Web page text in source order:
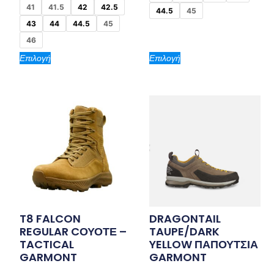
41 41.5 42
42.5
43
44 44.5
45
46
Επιλογή
44.5
45
Επιλογή
T8 FALCON
REGULAR CΟΥΟΤΕ –
TACTICAL
GARMONT
DRAGONTAIL
TAUPE/DARK
YELLOW ΠΑΠΟΥΤΣΙΑ
GARMONT